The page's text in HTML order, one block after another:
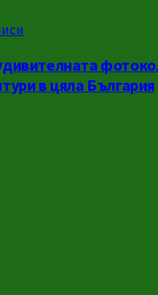
в цяла България